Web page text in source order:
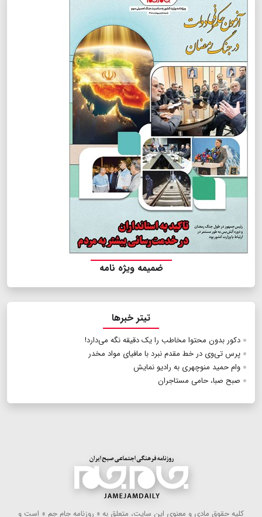
ضمیمه ویژه نامه
تیتر خبرها
دکور بدون محتوا مخاطب را یک دقیقه نگه می‌دارد!
پرس تی‌وی در خط مقدم نبرد با مافیای مواد مخدر
وام حمید منوچهری به رادیو نمایش
صبح صبا، حامی مستاجران
كلیه حقوق مادی و معنوی این سایت، متعلق به « روزنامه جام جم » است و